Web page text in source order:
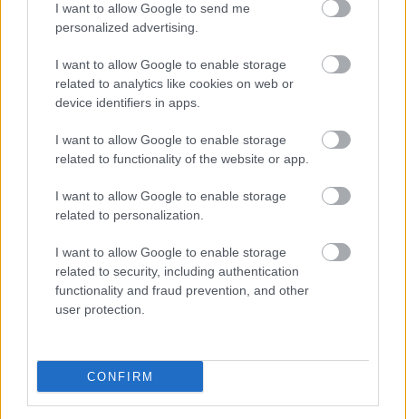
I want to allow Google to send me
personalized advertising.
I want to allow Google to enable storage
related to analytics like cookies on web or
device identifiers in apps.
I want to allow Google to enable storage
related to functionality of the website or app.
I want to allow Google to enable storage
related to personalization.
I want to allow Google to enable storage
related to security, including authentication
functionality and fraud prevention, and other
user protection.
CONFIRM
Κατέπλευσαν 2.500 ταξιδιώτες στο
Ηράκλειο Κρήτης
, 1 Οκτωβρίου 2015 ||
Με στόχο την προσέλκυση ιατρικών
επισκεπτών ταξιδεύει η EURODENTICA